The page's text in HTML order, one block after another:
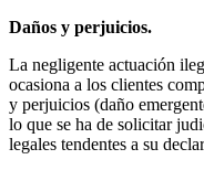
Daños y perjuicios.
La negligente actuación
ocasiona a los clientes
y perjuicios (daño
lo que se ha de solicitar
legales tendentes a su